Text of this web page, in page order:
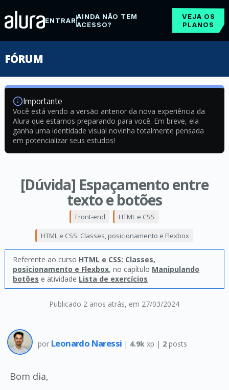
ENTRARAINDA NÃO TEM
ACESSO?
VEJA OS
PLANOS
FÓRUM
Importante
Você está vendo a versão anterior da nova experiência da
Alura que estamos preparando para você. Em breve, ela
ganha uma identidade visual novinha totalmente pensada
em potencializar seus estudos!
[Dúvida] Espaçamento entre
texto e botões
Publicado 2 anos atrás, em 27/03/2024
Front-end HTML e CSS
HTML e CSS: Classes, posicionamento e Flexbox
Referente ao curso HTML e CSS: Classes,
posicionamento e Flexbox, no capítulo Manipulando
botões e atividade Lista de exercícios
por Leonardo Naressi | 4.9k xp | 2posts
Bom dia,